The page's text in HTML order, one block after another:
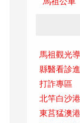
馬祖觀光
縣醫看診
打詐專區
北竿白沙
東莒猛澳